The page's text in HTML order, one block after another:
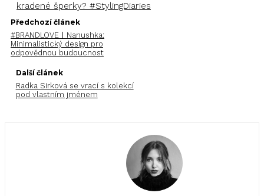
kradené šperky? #StylingDiaries
Předchozí článek
#BRANDLOVEㅣNanushka:
Minimalistický design pro
odpovědnou budoucnost
Další článek
Radka Sirková se vrací s kolekcí
pod vlastním jménem